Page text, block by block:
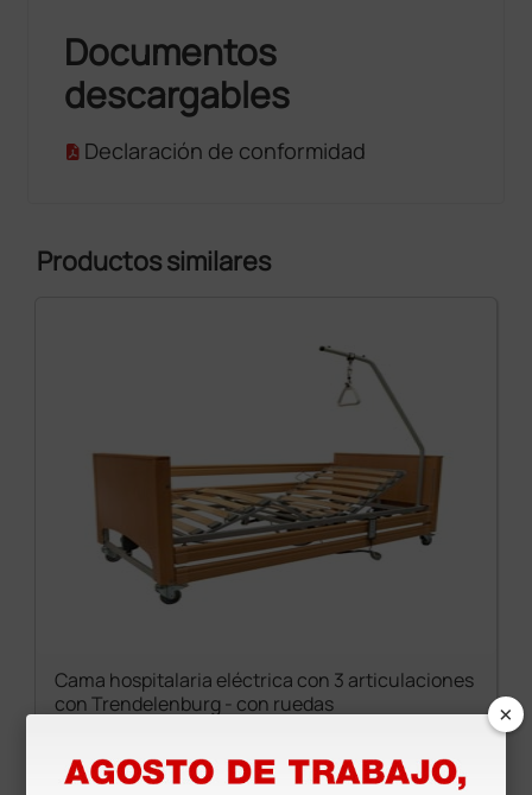
Documentos
descargables
Declaración de conformidad
Productos similares
Cama hospitalaria eléctrica con 3 articulaciones
con Trendelenburg - con ruedas
1.770,00 €
×